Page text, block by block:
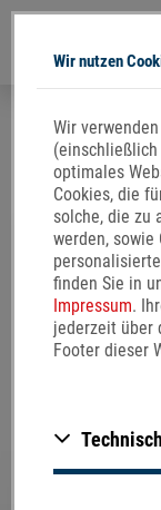
Herz-
Wir nutzen
Wir
(einschließlich
optimales
Cookies, die
solche, die zu
werden,
finden Sie in
Impressum.
jederzeit über
Footer dieser